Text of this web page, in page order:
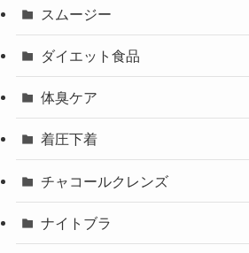
スムージー
ダイエット食品
体臭ケア
着圧下着
チャコールクレンズ
ナイトブラ